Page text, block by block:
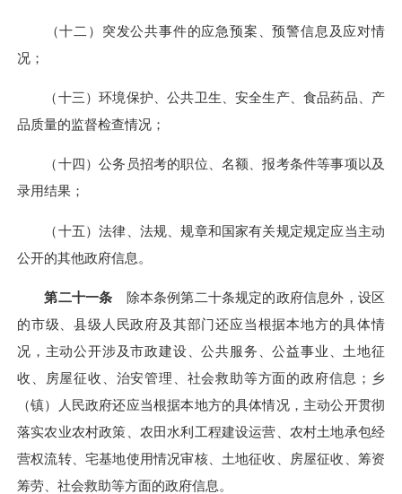
（十二）突发公共事件的应急预案、预警信息及应对情
况；
（十三）环境保护、公共卫生、安全生产、食品药品、产
品质量的监督检查情况；
（十四）公务员招考的职位、名额、报考条件等事项以及
录用结果；
（十五）法律、法规、规章和国家有关规定规定应当主动
公开的其他政府信息。
第二十一条 除本条例第二十条规定的政府信息外，设区
的市级、县级人民政府及其部门还应当根据本地方的具体情
况，主动公开涉及市政建设、公共服务、公益事业、土地征
收、房屋征收、治安管理、社会救助等方面的政府信息；乡
（镇）人民政府还应当根据本地方的具体情况，主动公开贯彻
落实农业农村政策、农田水利工程建设运营、农村土地承包经
营权流转、宅基地使用情况审核、土地征收、房屋征收、筹资
筹劳、社会救助等方面的政府信息。